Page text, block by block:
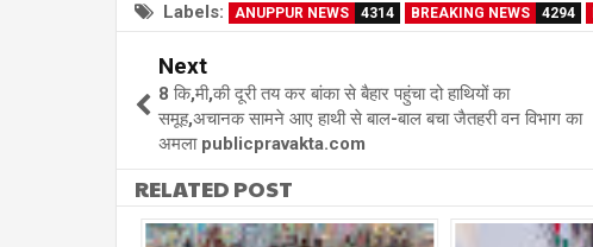
Labels: ANUPPUR NEWS 4314 BREAKING NEWS 4294
Next
8 कि,मी,की दूरी तय कर बांका से बैहार पहुंचा दो हाथियों का
समूह,अचानक सामने आए हाथी से बाल-बाल बचा जैतहरी वन विभाग का
अमला publicpravakta.com
RELATED POST